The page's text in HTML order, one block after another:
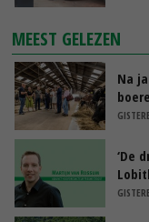
MEEST GELEZEN
Na
‘De